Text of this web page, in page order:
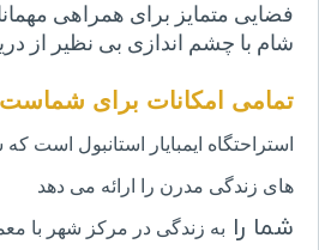
فضایی متمایز برای همراهی
شام با چشم اندازی بی نظیر از
تمامی امکانات برای شماست
استراحتگاه ایمبایار استانبول است که
های زندگی مدرن را ارائه می دهد
شما را به زندگی در مرکز شهر با